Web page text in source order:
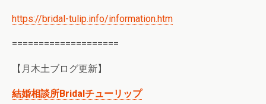
https://bridal-tulip.info/information.htm
====================
【月木土ブログ更新】
結婚相談所Bridalチューリップ